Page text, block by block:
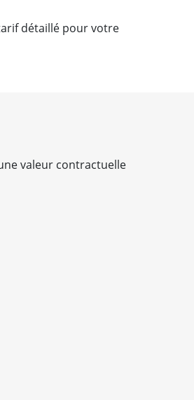
détaillé pour votre
valeur contractuelle